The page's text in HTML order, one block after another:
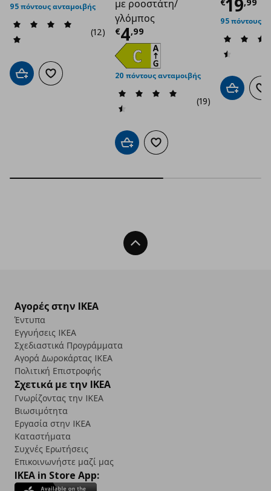
95 πόντους ανταμοιβής
(12)
Προσθήκη στο καλάθι
Προσθήκη στα αγαπημένα
με ροοστάτη/
γλόμπος
€4,99
Τρέχουσα τιμή€
20 πόντους ανταμοιβής
(19)
Προσθήκη στο καλάθι
Προσθήκη στα αγαπημένα
19
95 πόντους
Προσθήκη
Back To Top
Αγορές στην IKEA
Έντυπα
Εγγυήσεις IKEA
Σχεδιαστικά Προγράμματα
Αγορά Δωρoκάρτας IKEA
Πολιτική Επιστροφής
Σχετικά με την IKEA
Γνωρίζοντας την IKEA
Βιωσιμότητα
Εργασία στην IKEA
Καταστήματα
Συχνές Ερωτήσεις
Επικοινωνήστε μαζί μας
IKEA in Store App: